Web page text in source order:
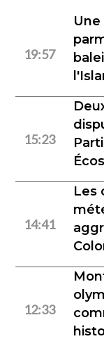
19:57
15:23
14:41
Les
12:33